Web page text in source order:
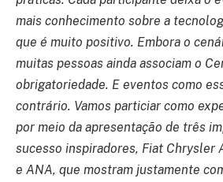
mais conhecimento sobre a
que é muito positivo. Embora o
muitas pessoas ainda associam o
obrigatoriedade. E eventos como
contrário. Vamos particiar como
por meio da apresentação de três
sucesso inspiradores, Fiat Chrysler
e ANA, que mostram justamente